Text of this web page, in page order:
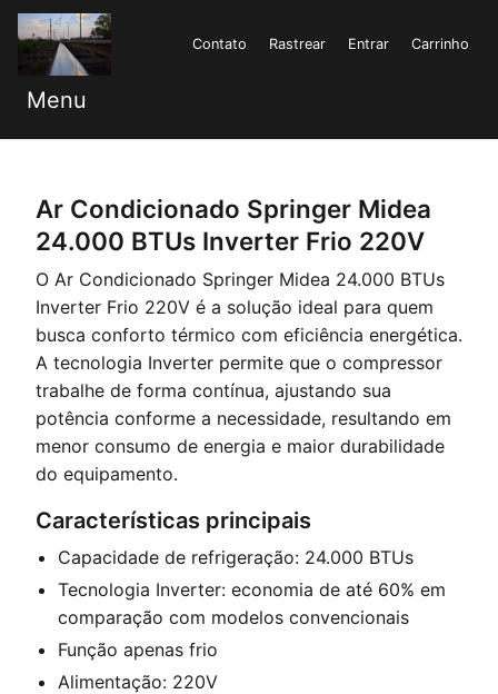
Contato Rastrear Entrar Carrinho
Menu
Ar Condicionado Springer Midea
24.000 BTUs Inverter Frio 220V
O Ar Condicionado Springer Midea 24.000 BTUs
Inverter Frio 220V é a solução ideal para quem
busca conforto térmico com eficiência energética.
A tecnologia Inverter permite que o compressor
trabalhe de forma contínua, ajustando sua
potência conforme a necessidade, resultando em
menor consumo de energia e maior durabilidade
do equipamento.
Características principais
Capacidade de refrigeração: 24.000 BTUs
Tecnologia Inverter: economia de até 60% em
comparação com modelos convencionais
Função apenas frio
Alimentação: 220V